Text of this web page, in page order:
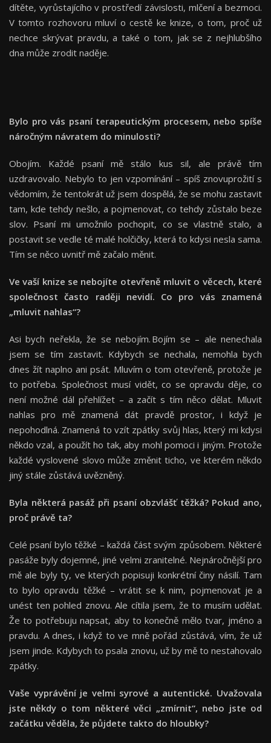
dítěte, vyrůstajícího v prostředí závislosti, mlčení a bezmoci.
V tomto rozhovoru mluví o cestě ke knize, o tom, proč už
nechce skrývat pravdu, a také o tom, jak se z nejhlubšího
dna může zrodit naděje.
Bylo pro vás psaní terapeutickým procesem, nebo spíše
náročným návratem do minulosti?
Obojím. Každé psaní mě stálo kus sil, ale právě tím
uzdravovalo. Nebylo to jen vzpomínání – spíš znovuprožití s
vědomím, že tentokrát už jsem dospělá, že se mohu zastavit
tam, kde tehdy nešlo, a pojmenovat, co tehdy zůstalo beze
slov. Psaní mi umožnilo pochopit, co se vlastně stalo, a
postavit se vedle té malé holčičky, která to kdysi nesla sama.
Tím se něco uvnitř mě začalo měnit.
Ve vaší knize se nebojíte otevřeně mluvit o věcech, které
společnost často raději nevidí. Co pro vás znamená
„mluvit nahlas“?
Asi bych neřekla, že se nebojím. Bojím se – ale nenechala
jsem se tím zastavit. Kdybych se nechala, nemohla bych
dnes žít naplno ani psát. Mluvím o tom otevřeně, protože je
to potřeba. Společnost musí vidět, co se opravdu děje, co
není možné dál přehlížet – a začít s tím něco dělat. Mluvit
nahlas pro mě znamená dát pravdě prostor, i když je
nepohodlná. Znamená to vzít zpátky svůj hlas, který mi kdysi
někdo vzal, a použít ho tak, aby mohl pomoci i jiným. Protože
každé vyslovené slovo může změnit ticho, ve kterém někdo
jiný stále zůstává uvězněný.
Byla některá pasáž při psaní obzvlášť těžká? Pokud ano,
proč právě ta?
Celé psaní bylo těžké – každá část svým způsobem. Některé
pasáže byly dojemné, jiné velmi zranitelné. Nejnáročnější pro
mě ale byly ty, ve kterých popisuji konkrétní činy násilí. Tam
to bylo opravdu těžké – vrátit se k nim, pojmenovat je a
unést ten pohled znovu. Ale cítila jsem, že to musím udělat.
Že to potřebuju napsat, aby to konečně mělo tvar, jméno a
pravdu. A dnes, i když to ve mně pořád zůstává, vím, že už
jsem jinde. Kdybych to psala znovu, už by mě to nestahovalo
zpátky.
Vaše vyprávění je velmi syrové a autentické. Uvažovala
jste někdy o tom některé věci „zmírnit“, nebo jste od
začátku věděla, že půjdete takto do hloubky?